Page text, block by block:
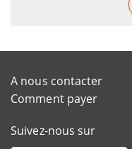
A nous contacter
Comment payer
Suivez-nous sur